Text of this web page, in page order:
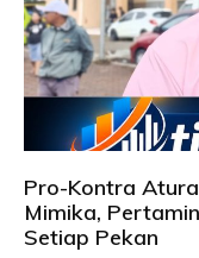
Pro-Kontra
Mimika,
Setiap Pekan